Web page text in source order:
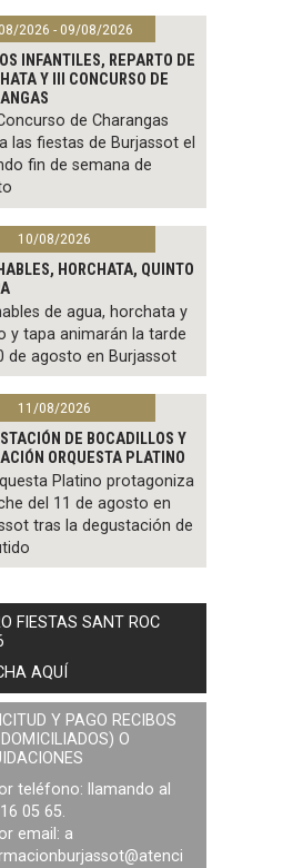
2026 - 09/08/2026
INFANTILES, REPARTO DE
Y III CONCURSO DE
de Charangas
las fiestas de Burjassot el
fin de semana de
10/08/2026
HORCHATA, QUINTO
de agua, horchata y
y tapa animarán la tarde
de agosto en Burjassot
11/08/2026
DE BOCADILLOS Y
ORQUESTA PLATINO
Platino protagoniza
del 11 de agosto en
tras la degustación de
FIESTAS SANT ROC
AQUÍ
Y PAGO RECIBOS
O
teléfono: llamando al
05 65.
email: a